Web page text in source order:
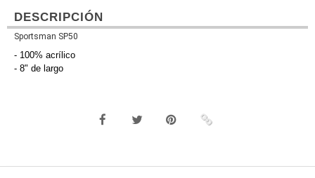
DESCRIPCIÓN
Sportsman SP50
- 100% acrílico
- 8" de largo